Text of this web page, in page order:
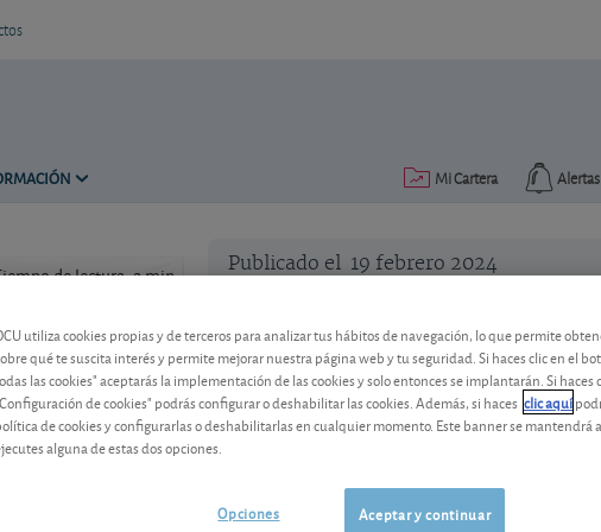
Alertas
Mi Cartera
de lectura: 2 min. Publicado el 19 febrero 2024
¡Sorpresa desagradable en
Después de caer un 0,8% en el tercer
Japón, contra todo pronóstico, volvió
utiliza cookies propias y de terceros para analizar tus hábitos de navegación, lo que permite
qué te suscita interés y permite mejorar nuestra página web y tu seguridad. Si haces clic en el
las cookies" aceptarás la implementación de las cookies y solo entonces se implantarán. Si haces
de cookies" podrás configurar o deshabilitar las cookies. Además, si haces clic aquí
de cookies y configurarlas o deshabilitarlas en cualquier momento. Este banner se mantendrá
alguna de estas dos opciones.
Aceptar y continuar
Opciones